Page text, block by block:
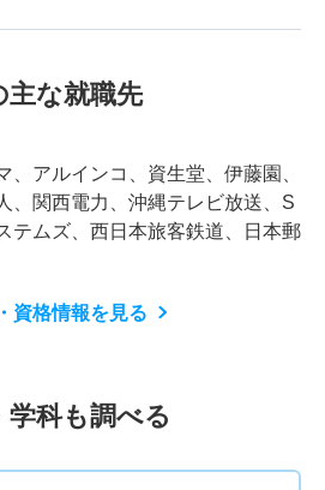
主な就職先
、アルインコ、資生堂、伊藤園、
、関西電力、沖縄テレビ放送、S
テムズ、西日本旅客鉄道、日本郵
資格情報を見る
学科も調べる